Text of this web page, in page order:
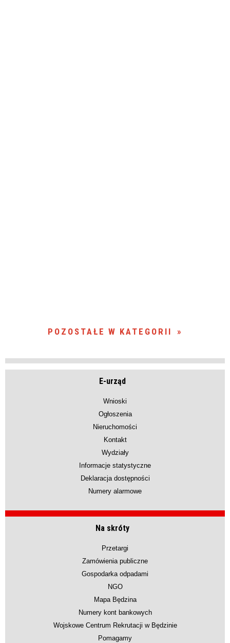
POZOSTAŁE W KATEGORII
E-urząd
Wnioski
Ogłoszenia
Nieruchomości
Kontakt
Wydziały
Informacje statystyczne
Deklaracja dostępności
Numery alarmowe
Na skróty
Przetargi
Zamówienia publiczne
Gospodarka odpadami
NGO
Mapa Będzina
Numery kont bankowych
Wojskowe Centrum Rekrutacji w Będzinie
Pomagamy